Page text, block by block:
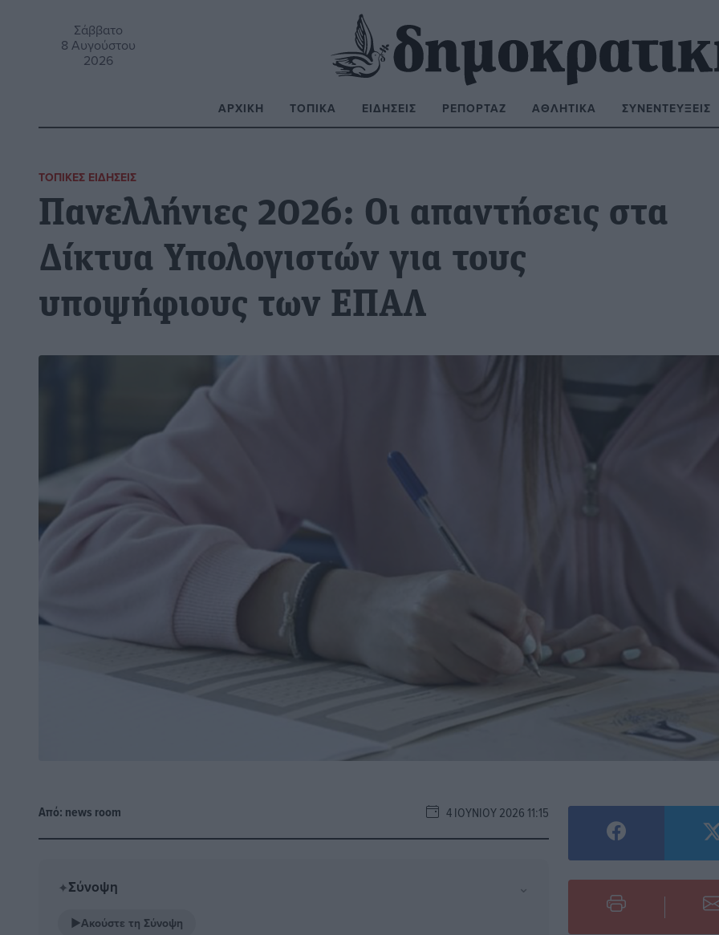
Σάββατο
8 Αυγούστου
2026
ΑΡΧΙΚΉ ΤΟΠΙΚΆ ΕΙΔΉΣΕΙΣ ΡΕΠΟΡΤΆΖ ΑΘΛΗΤΙΚΆ ΣΥΝΕΝΤΕΎΞΕΙΣ
ΤΟΠΙΚΈΣ ΕΙΔΉΣΕΙΣ
Πανελλήνιες 2026: Οι απαντήσεις στα
Δίκτυα Υπολογιστών για τους
υποψήφιους των ΕΠΑΛ
Από: news room 4 ΙΟΥΝΊΟΥ 2026 11:15
✦Σύνοψη ⌄
▶Ακούστε τη Σύνοψη